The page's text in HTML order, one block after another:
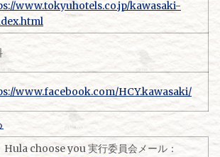
www.tokyuhotels.co.jp/kawasaki-
www.facebook.com/HCY.kawasaki/
Hula choose you 実行委員会メール：